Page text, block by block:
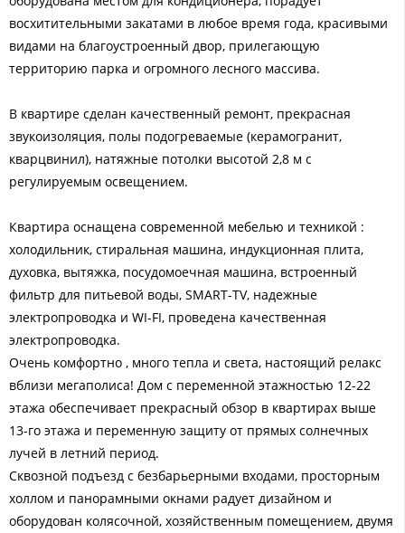
восхитительными закатами в любое время года, красивыми
видами на благоустроенный двор, прилегающую
территорию парка и огромного лесного массива.
В квартире сделан качественный ремонт, прекрасная
звукоизоляция, полы подогреваемые (керамогранит,
кварцвинил), натяжные потолки высотой 2,8 м с
регулируемым освещением.
Квартира оснащена современной мебелью и техникой :
холодильник, стиральная машина, индукционная плита,
духовка, вытяжка, посудомоечная машина, встроенный
фильтр для питьевой воды, SMART-TV, надежные
электропроводка и WI-FI, проведена качественная
электропроводка.
Очень комфортно , много тепла и света, настоящий релакс
вблизи мегаполиса! Дом с переменной этажностью 12-22
этажа обеспечивает прекрасный обзор в квартирах выше
13-го этажа и переменную защиту от прямых солнечных
лучей в летний период.
Сквозной подъезд с безбарьерными входами, просторным
холлом и панорамными окнами радует дизайном и
оборудован колясочной, хозяйственным помещением, двумя